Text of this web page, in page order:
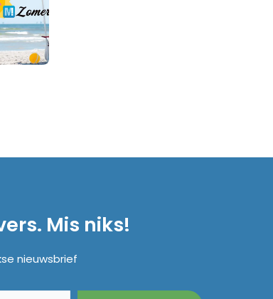
Mis niks!
nieuwsbrief